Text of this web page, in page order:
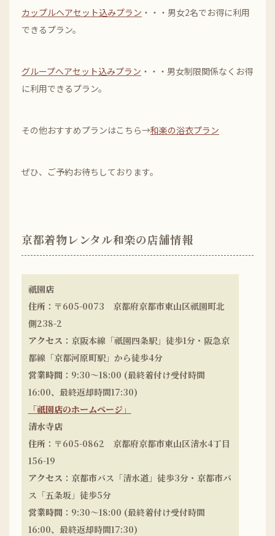
カップルヘアセット込みプラン ・・・男女2名でお得に利用
できるプラン。
グループへアセット込みプラン ・・・男女制限関係なくお得
に利用できるプラン。
その他おすすめプランはこちら→和楽の浴衣プラン
ぜひ、ご予約お待ちしております。
京都着物レンタル和楽の店舗情報
祇園店
住所 ：〒605-0073 京都府京都市東山区祇園町北
側238-2
アクセス ：京阪本線「祇園四条駅」徒歩1分・阪急京
都線「京都河原町駅」から徒歩4分
営業時間：9:30～18:00 (最終着付け受付時間
16:00、最終返却時間17:30)
「祇園店のホームページ」
清水寺店
住所 ：〒605-0862 京都府京都市東山区清水4丁目
156-19
アクセス ：京都市バス「清水道」徒歩3分・京都市バ
ス「五条坂」徒歩5分
営業時間：9:30～18:00 (最終着付け受付時間
16:00、最終返却時間17:30)